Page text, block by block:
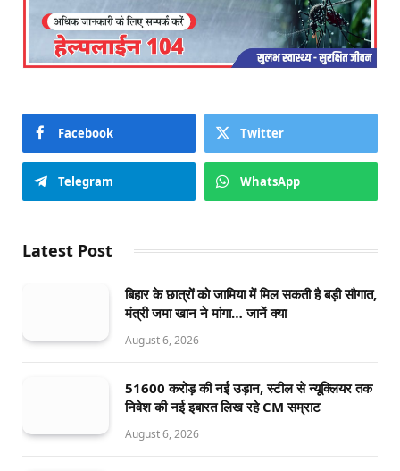
Facebook Twitter
Telegram WhatsApp
Latest Post
बिहार के छात्रों को जामिया में मिल सकती है बड़ी सौगात,
मंत्री जमा खान ने मांगा… जानें क्या
August 6, 2026
51600 करोड़ की नई उड़ान, स्टील से न्यूक्लियर तक
निवेश की नई इबारत लिख रहे CM सम्राट
August 6, 2026